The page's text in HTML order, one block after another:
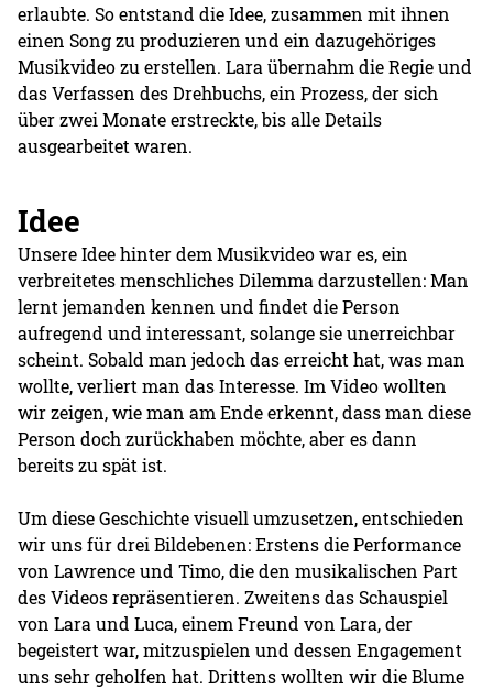
erlaubte. So entstand die Idee, zusammen mit ihnen
einen Song zu produzieren und ein dazugehöriges
Musikvideo zu erstellen. Lara übernahm die Regie und
das Verfassen des Drehbuchs, ein Prozess, der sich
über zwei Monate erstreckte, bis alle Details
ausgearbeitet waren.
Idee
Unsere Idee hinter dem Musikvideo war es, ein
verbreitetes menschliches Dilemma darzustellen: Man
lernt jemanden kennen und findet die Person
aufregend und interessant, solange sie unerreichbar
scheint. Sobald man jedoch das erreicht hat, was man
wollte, verliert man das Interesse. Im Video wollten
wir zeigen, wie man am Ende erkennt, dass man diese
Person doch zurückhaben möchte, aber es dann
bereits zu spät ist.
Um diese Geschichte visuell umzusetzen, entschieden
wir uns für drei Bildebenen: Erstens die Performance
von Lawrence und Timo, die den musikalischen Part
des Videos repräsentieren. Zweitens das Schauspiel
von Lara und Luca, einem Freund von Lara, der
begeistert war, mitzuspielen und dessen Engagement
uns sehr geholfen hat. Drittens wollten wir die Blume